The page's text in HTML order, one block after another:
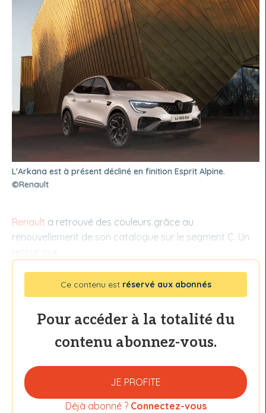
L'Arkana est à présent décliné en finition Esprit Alpine.
©Renault
Renault a retrouvé des couleurs grâce au
renouvellement de son catalogue sur le segment C. Un
Ce contenu est réservé aux abonnés
Pour accéder à la totalité du
contenu abonnez-vous.
JE PROFITE
Déjà abonné ? Connectez-vous